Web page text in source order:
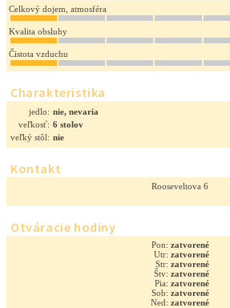
Celkový dojem, atmosféra
Kvalita obsluhy
Čistota vzduchu
Charakteristika
jedlo: nie, nevaria
veľkosť: 6 stolov
veľký stôl: nie
Kontakt
Rooseveltova 6
Otváracie hodiny
Pon: zatvorené
Utr: zatvorené
Str: zatvorené
Štv: zatvorené
Pia: zatvorené
Sob: zatvorené
Ned: zatvorené